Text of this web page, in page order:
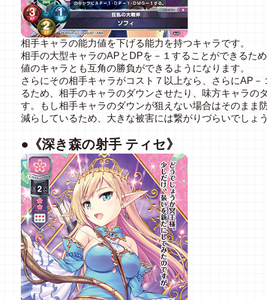
相手キャラの能力値を下げる能力を持つキャラです。
相手の大型キャラのAPとDPを－１することができるた
値のキャラとも互角の勝負ができるようになります。
さらにその相手キャラがコスト７以上なら、さらにAP
るため、相手のキャラのダウンさせたり、味方キャラの
す。もし相手キャラのダウンが狙えない場合はそのまま
減らしているため、大きな被害には繋がりづらいでしょ
●《深き森の射手 ティセ》